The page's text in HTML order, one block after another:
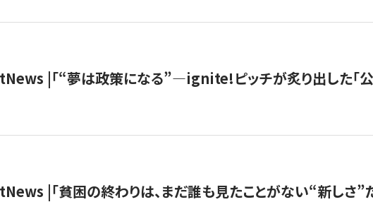
|「“夢は政策になる”—ignite!ピッチが炙り出した「公
|「貧困の終わりは、まだ誰も見たことがない“新しさ”